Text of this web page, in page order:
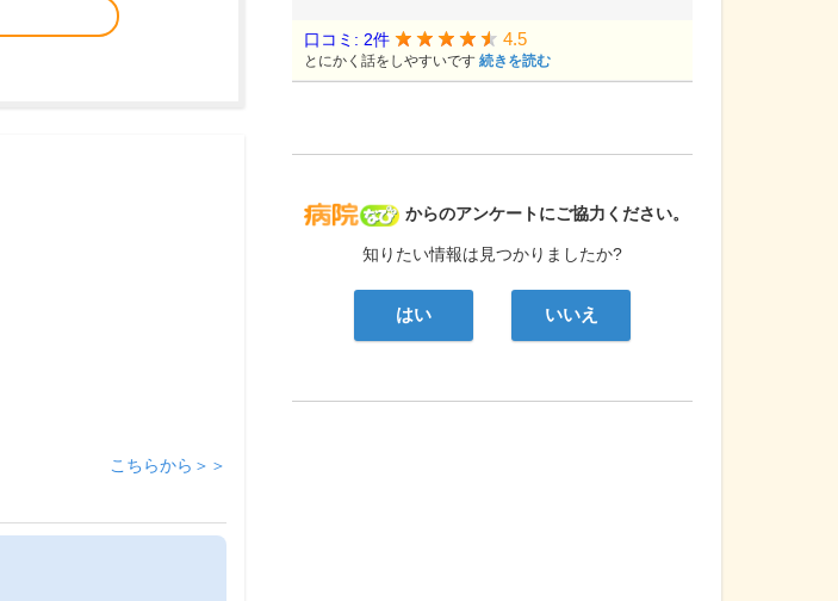
こちらから＞＞
病院なび
からのアンケートにご協力ください。
知りたい情報は見つかりましたか?
はい いいえ
口コミ: 2件 4.5
とにかく話をしやすいです 続きを読む